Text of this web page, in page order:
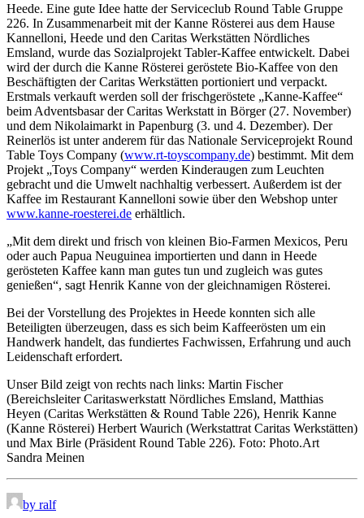
Heede. Eine gute Idee hatte der Serviceclub Round Table Gruppe
226. In Zusammenarbeit mit der Kanne Rösterei aus dem Hause
Kannelloni, Heede und den Caritas Werkstätten Nördliches
Emsland, wurde das Sozialprojekt Tabler-Kaffee entwickelt. Dabei
wird der durch die Kanne Rösterei geröstete Bio-Kaffee von den
Beschäftigten der Caritas Werkstätten portioniert und verpackt.
Erstmals verkauft werden soll der frischgeröstete „Kanne-Kaffee“
beim Adventsbasar der Caritas Werkstatt in Börger (27. November)
und dem Nikolaimarkt in Papenburg (3. und 4. Dezember). Der
Reinerlös ist unter anderem für das Nationale Serviceprojekt Round
Table Toys Company (www.rt-toyscompany.de) bestimmt. Mit dem
Projekt „Toys Company“ werden Kinderaugen zum Leuchten
gebracht und die Umwelt nachhaltig verbessert. Außerdem ist der
Kaffee im Restaurant Kannelloni sowie über den Webshop unter
www.kanne-roesterei.de erhältlich.
„Mit dem direkt und frisch von kleinen Bio-Farmen Mexicos, Peru
oder auch Papua Neuguinea importierten und dann in Heede
gerösteten Kaffee kann man gutes tun und zugleich was gutes
genießen“, sagt Henrik Kanne von der gleichnamigen Rösterei.
Bei der Vorstellung des Projektes in Heede konnten sich alle
Beteiligten überzeugen, dass es sich beim Kaffeerösten um ein
Handwerk handelt, das fundiertes Fachwissen, Erfahrung und auch
Leidenschaft erfordert.
Unser Bild zeigt von rechts nach links: Martin Fischer
(Bereichsleiter Caritaswerkstatt Nördliches Emsland, Matthias
Heyen (Caritas Werkstätten & Round Table 226), Henrik Kanne
(Kanne Rösterei) Herbert Waurich (Werkstattrat Caritas Werkstätten)
und Max Birle (Präsident Round Table 226). Foto: Photo.Art
Sandra Meinen
by ralf